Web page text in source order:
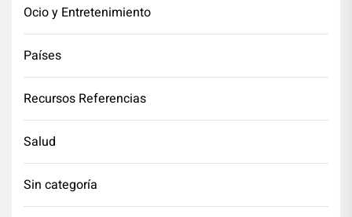
Ocio y Entretenimiento
Países
Recursos Referencias
Salud
Sin categoría